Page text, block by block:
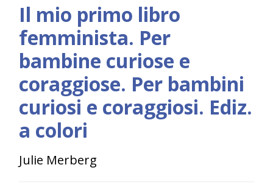
Il mio primo libro
femminista. Per
bambine curiose e
coraggiose. Per bambini
curiosi e coraggiosi. Ediz.
a colori
Julie Merberg